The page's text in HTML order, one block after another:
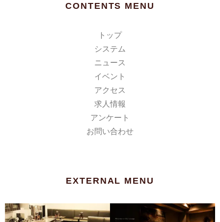
CONTENTS MENU
トップ
システム
ニュース
イベント
アクセス
求人情報
アンケート
お問い合わせ
EXTERNAL MENU